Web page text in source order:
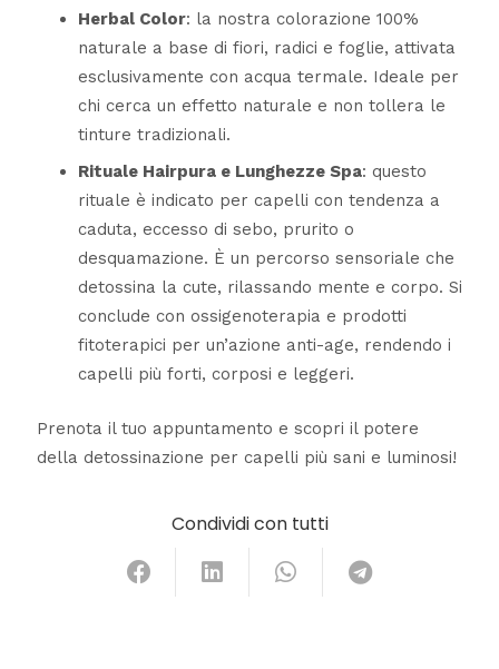
Herbal Color: la nostra colorazione 100%
naturale a base di fiori, radici e foglie, attivata
esclusivamente con acqua termale. Ideale per
chi cerca un effetto naturale e non tollera le
tinture tradizionali.
Rituale Hairpura e Lunghezze Spa: questo
rituale è indicato per capelli con tendenza a
caduta, eccesso di sebo, prurito o
desquamazione. È un percorso sensoriale che
detossina la cute, rilassando mente e corpo. Si
conclude con ossigenoterapia e prodotti
fitoterapici per un’azione anti-age, rendendo i
capelli più forti, corposi e leggeri.
Prenota il tuo appuntamento e scopri il potere
della detossinazione per capelli più sani e luminosi!
Condividi con tutti